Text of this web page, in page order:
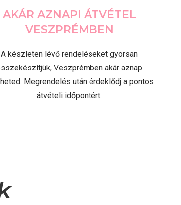
AKÁR AZNAPI ÁTVÉTEL
VESZPRÉMBEN
A készleten lévő rendeléseket gyorsan
Veszprémben akár aznap
Megrendelés után érdeklődj a pontos
átvételi időpontért.